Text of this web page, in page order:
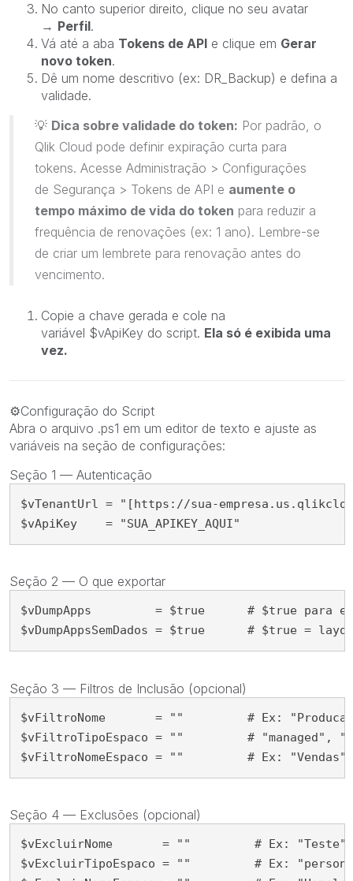
No canto superior direito, clique no seu avatar
→ Perfil.
Vá até a aba Tokens de API e clique em Gerar
novo token.
Dê um nome descritivo (ex: DR_Backup) e defina a
validade.
💡 Dica sobre validade do token: Por padrão, o
Qlik Cloud pode definir expiração curta para
tokens. Acesse Administração > Configurações
de Segurança > Tokens de API e aumente o
tempo máximo de vida do token para reduzir a
frequência de renovações (ex: 1 ano). Lembre-se
de criar um lembrete para renovação antes do
vencimento.
Copie a chave gerada e cole na
variável $vApiKey do script. Ela só é exibida uma
vez.
⚙️Configuração do Script
Abra o arquivo .ps1 em um editor de texto e ajuste as
variáveis na seção de configurações:
Seção 1 — Autenticação
$vTenantUrl = " [https://sua-
$vApiKey
= "SUA_APIKEY_AQUI"
Seção 2 — O que exportar
$vDumpApps = $true
# $true para
$vDumpAppsSemDados = $true # $true =
Seção 3 — Filtros de Inclusão (opcional)
$vFiltroNome = " "
# Ex:
$vFiltroTipoEspaco = " "
# "managed",
$vFiltroNomeEspaco = " " # Ex: "Vendas"
Seção 4 — Exclusões (opcional)
$vExcluirNome = " "
# Ex: "Teste"
$vExcluirTipoEspaco = " "
# Ex: